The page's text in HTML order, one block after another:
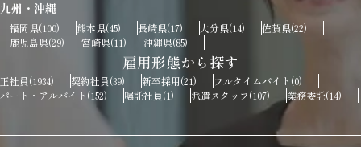
九州・沖縄
福岡県(100) 熊本県(45) 長崎県(17) 大分県(14) 佐賀県(22)
鹿児島県(29) 宮崎県(11) 沖縄県(85)
雇用形態から探す
正社員(1934) 契約社員(39) 新卒採用(21) フルタイムバイト (0)
パート・アルバイト (152) 嘱託社員(1) 派遣スタッフ(107) 業務委託(14)